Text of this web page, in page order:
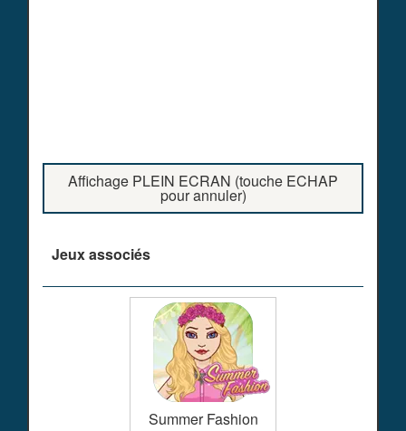
Affichage PLEIN ECRAN (touche ECHAP
pour annuler)
Jeux associés
Summer Fashion